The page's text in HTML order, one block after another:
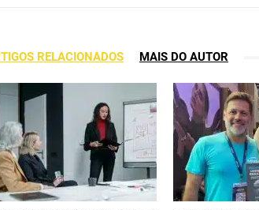
RELACIONADOS MAIS DO AUTOR